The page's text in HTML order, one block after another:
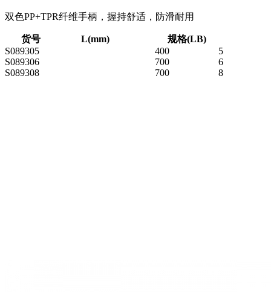
双色PP+TPR纤维手柄，握持舒适，防滑耐用
货号 L(mm)
规格(LB)
S089305
400
5
S089306
700
6
S089308
700 8